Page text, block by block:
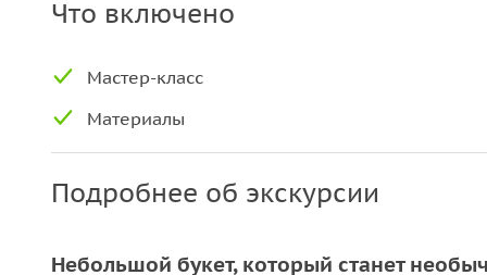
Что включено
Мастер-класс
Материалы
Подробнее об экскурсии
Небольшой букет, который станет